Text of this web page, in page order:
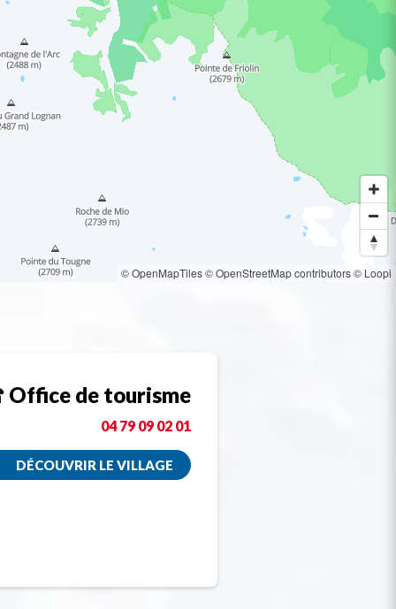
© OpenMapTiles© OpenStreetMap contributors© Loopi
de tourisme
04 79 09 02 01
DÉCOUVRIR LE VILLAGE